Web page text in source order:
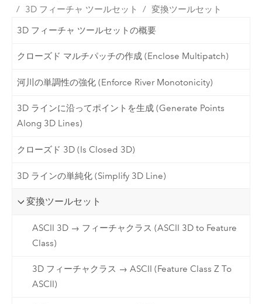
3D フィーチャ ツールセット
変換ツールセット
3D フィーチャ ツールセットの概要
クローズド マルチパッチの作成 (Enclose Multipatch)
河川の単調性の強化 (Enforce River Monotonicity)
3D ラインに沿ってポイントを生成 (Generate Points
Along 3D Lines)
クローズド 3D (Is Closed 3D)
3D ラインの単純化 (Simplify 3D Line)
変換ツールセット
ASCII 3D → フィーチャクラス (ASCII 3D to Feature
Class)
3D フィーチャクラス → ASCII (Feature Class Z To
ASCII)